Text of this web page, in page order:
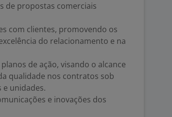
de propostas comerciais
com clientes, promovendo os
do relacionamento e na
de ação, visando o alcance
qualidade nos contratos sob
e unidades.
e inovações dos